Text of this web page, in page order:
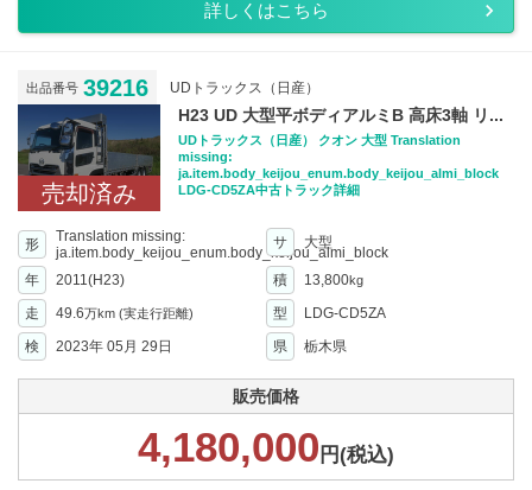
詳しくはこちら
出品番号 39216 UDトラックス（日産）
売却済み
H23 UD 大型平ボディアルミB 高床3軸 リ...
UDトラックス（日産） クオン 大型 Translation
missing:
ja.item.body_keijou_enum.body_keijou_almi_block
LDG-CD5ZA中古トラック詳細
形
Translation missing:
ja.item.body_keijou_enum.body_keijou_almi_block
サ 大型
年 2011(H23) 積 13,800kg
走 49.6万km (実走行距離) 型
LDG-CD5ZA
検
2023年 05月 29日 県 栃木県
販売価格
4,180,000 円(税込)